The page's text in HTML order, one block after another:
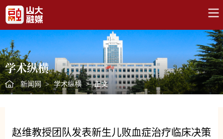
学术纵横
新闻网 > 学术纵横 > 正文
赵维教授团队发表新生儿败血症治疗临床决策